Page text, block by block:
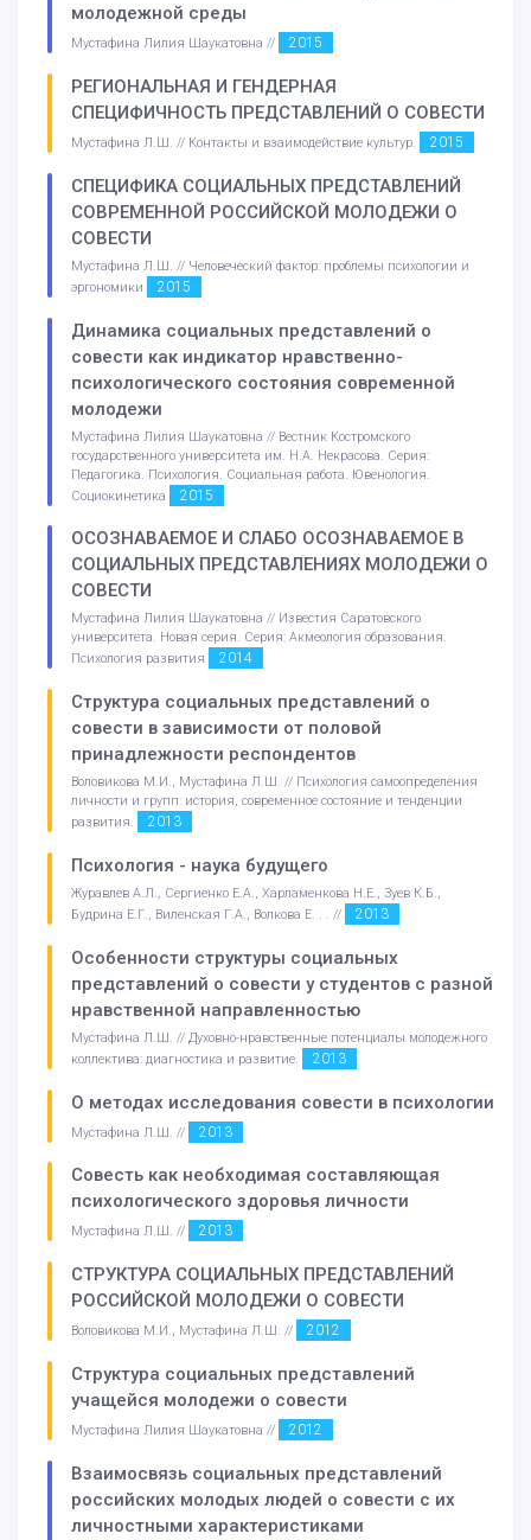
молодежной среды
Мустафина Лилия Шаукатовна // 2015
РЕГИОНАЛЬНАЯ И ГЕНДЕРНАЯ
СПЕЦИФИЧНОСТЬ ПРЕДСТАВЛЕНИЙ О СОВЕСТИ
Мустафина Л.Ш. // Контакты и взаимодействие культур. 2015
СПЕЦИФИКА СОЦИАЛЬНЫХ ПРЕДСТАВЛЕНИЙ
СОВРЕМЕННОЙ РОССИЙСКОЙ МОЛОДЕЖИ О
СОВЕСТИ
Мустафина Л.Ш. // Человеческий фактор: проблемы психологии и
эргономики
2015
Динамика социальных представлений о
совести как индикатор нравственно-
психологического состояния современной
молодежи
Мустафина Лилия Шаукатовна // Вестник Костромского
государственного университета им. Н.А. Некрасова. Серия:
Педагогика. Психология. Социальная работа. Ювенология.
Социокинетика
2015
ОСОЗНАВАЕМОЕ И СЛАБО ОСОЗНАВАЕМОЕ В
СОЦИАЛЬНЫХ ПРЕДСТАВЛЕНИЯХ МОЛОДЕЖИ О
СОВЕСТИ
Мустафина Лилия Шаукатовна // Известия Саратовского
университета. Новая серия. Серия: Акмеология образования.
Психология развития
2014
Структура социальных представлений о
совести в зависимости от половой
принадлежности респондентов
Воловикова М.И., Мустафина Л.Ш. // Психология самоопределения
личности и групп: история, современное состояние и тенденции
развития.
2013
Психология - наука будущего
Журавлев А.Л., Сергиенко Е.А., Харламенкова Н.Е., Зуев К.Б.,
Будрина Е.Г., Виленская Г.А., Волкова Е. . . //
2013
Особенности структуры социальных
представлений о совести у студентов с разной
нравственной направленностью
Мустафина Л.Ш. // Духовно-нравственные потенциалы молодежного
коллектива: диагностика и развитие.
2013
О методах исследования совести в психологии
Мустафина Л.Ш. // 2013
Совесть как необходимая составляющая
психологического здоровья личности
Мустафина Л.Ш. // 2013
СТРУКТУРА СОЦИАЛЬНЫХ ПРЕДСТАВЛЕНИЙ
РОССИЙСКОЙ МОЛОДЕЖИ О СОВЕСТИ
Воловикова М.И., Мустафина Л.Ш. // 2012
Структура социальных представлений
учащейся молодежи о совести
Мустафина Лилия Шаукатовна // 2012
Взаимосвязь социальных представлений
российских молодых людей о совести с их
личностными характеристиками